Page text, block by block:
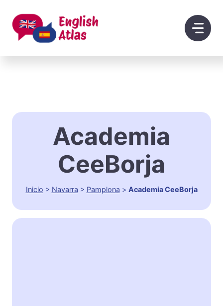
contenido
Academia
CeeBorja
Inicio > Navarra > Pamplona > Academia CeeBorja